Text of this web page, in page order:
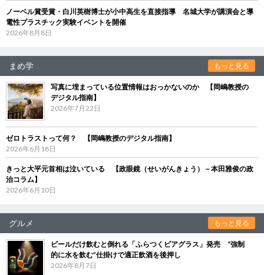
ノーベル賞受賞・白川英樹博士が小中高生を直接指導 名城大学が講演会と導
電性プラスチック実験イベントを開催
2026年8月8日
まめ学 もっと見る
写真に埋まっている位置情報はおっかないのか 【岡嶋教授の
デジタル指南】
2026年7月22日
ゼロトラストって何？ 【岡嶋教授のデジタル指南】
2026年6月18日
きっと大平元首相は泣いている 【政眼鏡（せいがんきょう）－本田雅俊の政
治コラム】
2026年6月10日
グルメ もっと見る
ビールだけ飲むと倒れる「ふらつくビアグラス」発売 “強制
的に水を飲む”仕掛けで適正飲酒を後押し
2026年8月7日